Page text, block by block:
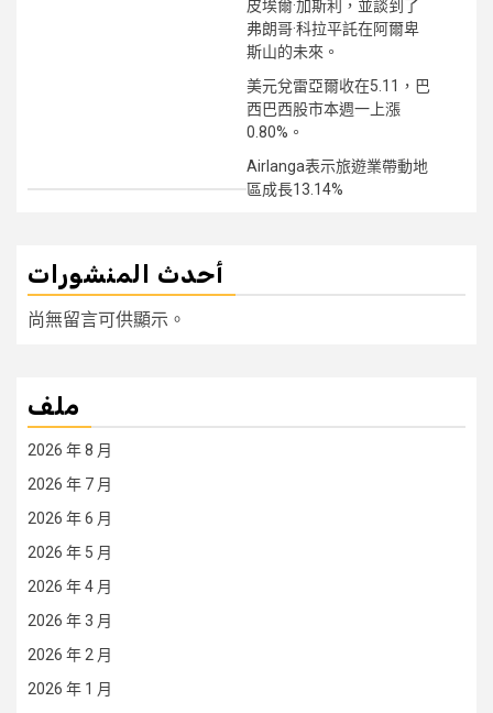
皮埃爾·加斯利，並談到了
弗朗哥·科拉平託在阿爾卑
斯山的未來。
美元兌雷亞爾收在5.11，巴
西巴西股市本週一上漲
0.80%。
Airlanga表示旅遊業帶動地
區成長13.14%
أحدث المنشورات
尚無留言可供顯示。
ملف
2026 年 8 月
2026 年 7 月
2026 年 6 月
2026 年 5 月
2026 年 4 月
2026 年 3 月
2026 年 2 月
2026 年 1 月